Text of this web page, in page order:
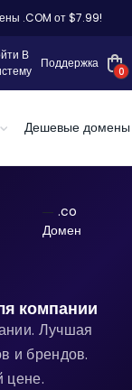
.COM от $7.99!
В
Поддержка
0
Дешевые домены
.co
Домен
компании
Лучшая
и брендов.
цене.